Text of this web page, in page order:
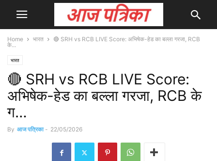
Home भारत
🔴 SRH vs RCB LIVE Score: अभिषेक-हेड का बल्ला गरजा, RCB
के...
भारत
🔴 SRH vs RCB LIVE Score:
अभिषेक-हेड का बल्ला गरजा, RCB के
ग…
By आज पत्रिका - 22/05/2026